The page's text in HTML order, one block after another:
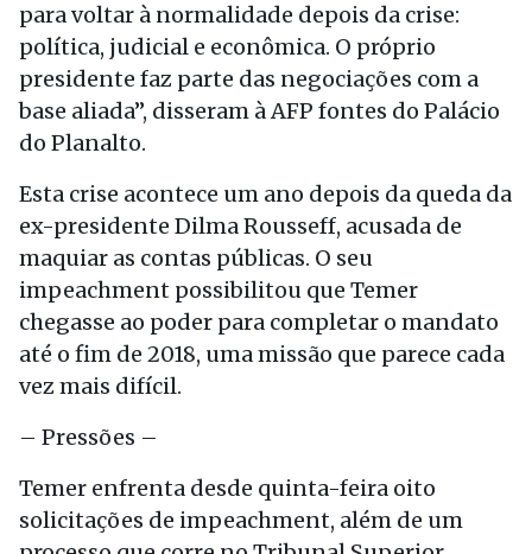
para voltar à normalidade depois da crise:
política, judicial e econômica. O próprio
presidente faz parte das negociações com a
base aliada”, disseram à AFP fontes do Palácio
do Planalto.
Esta crise acontece um ano depois da queda da
ex-presidente Dilma Rousseff, acusada de
maquiar as contas públicas. O seu
impeachment possibilitou que Temer
chegasse ao poder para completar o mandato
até o fim de 2018, uma missão que parece cada
vez mais difícil.
– Pressões –
Temer enfrenta desde quinta-feira oito
solicitações de impeachment, além de um